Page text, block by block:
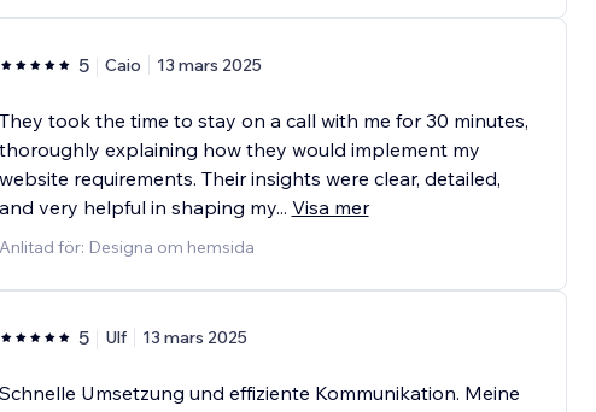
5 Caio 13 mars 2025
They took the time to stay on a call with me for 30 minutes,
thoroughly explaining how they would implement my
website requirements. Their insights were clear, detailed,
and very helpful in shaping my... Visa mer
Anlitad för: Designa om hemsida
5 Ulf 13 mars 2025
Schnelle Umsetzung und effiziente Kommunikation. Meine